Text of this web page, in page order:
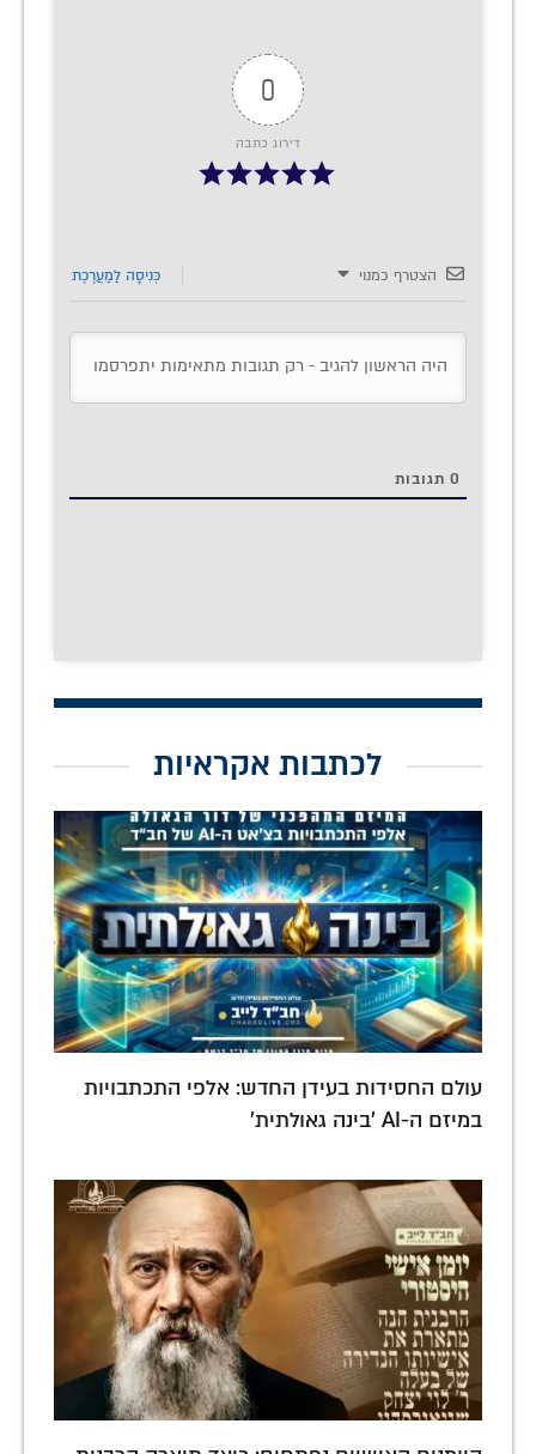
0
דירוג כתבה
הצטרף כמנוי כְּנִיסָה לַמַעֲרֶכֶת
0 תגובות
לכתבות אקראיות
עולם החסידות בעידן החדש: אלפי התכתבויות
במיזם ה-AI 'בינה גאולתית'